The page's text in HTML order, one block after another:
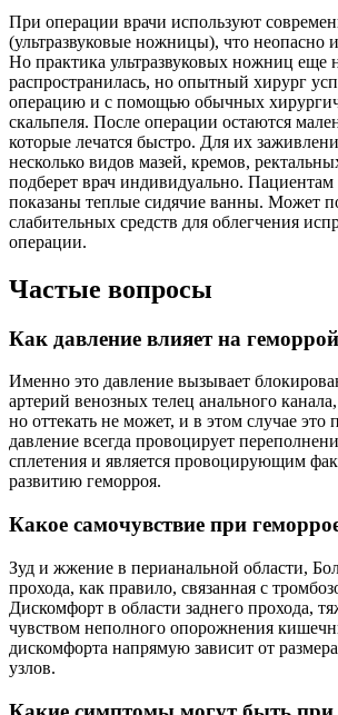
При операции врачи используют
(ультразвуковые ножницы), что неопасно
Но практика ультразвуковых ножниц еще
распространилась, но опытный хирург
операцию и с помощью обычных
скальпеля. После операции остаются
которые лечатся быстро. Для их
несколько видов мазей, кремов,
подберет врач индивидуально.
показаны теплые сидячие ванны. Может
слабительных средств для облегчения
операции.
Частые вопросы
Как давление влияет на
Именно это давление вызывает
артерий венозных телец анального
но оттекать не может, и в этом случае
давление всегда провоцирует
сплетения и является провоцирующим
развитию геморроя.
Какое самочувствие при
Зуд и жжение в перианальной области,
прохода, как правило, связанная с
Дискомфорт в области заднего прохода,
чувством неполного опорожнения
дискомфорта напрямую зависит от
узлов.